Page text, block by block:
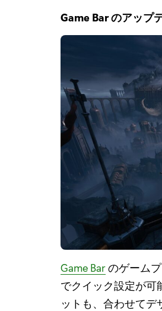
Game Bar のアップ
Game Barのゲーム
でクイック設定が可
ットも、合わせて